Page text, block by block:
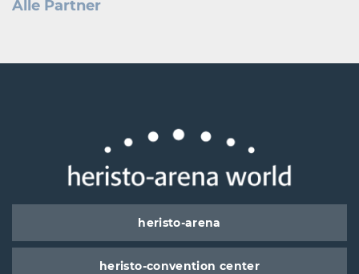
Alle Partner
heristo-arena
heristo-convention center